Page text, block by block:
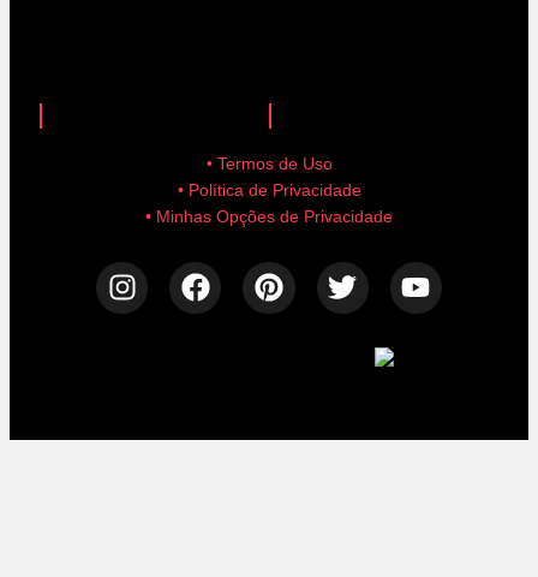
• Termos de Uso
• Política de Privacidade
• Minhas Opções de Privacidade